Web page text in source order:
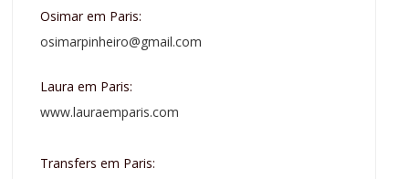
Osimar em Paris:
osimarpinheiro@gmail.com
Laura em Paris:
www.lauraemparis.com
Transfers em Paris: